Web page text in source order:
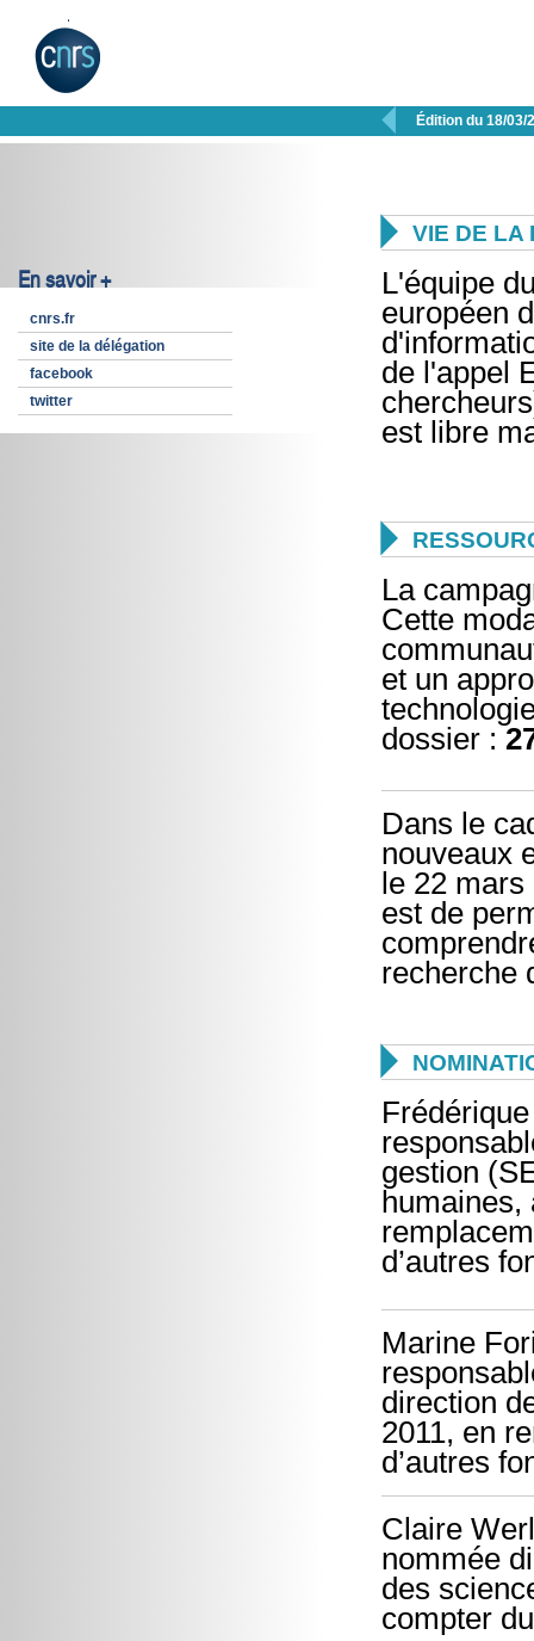
 Édition du 18/03/
En savoir +
cnrs.fr
site de la délégation
facebook
twitter
 VIE DE LA
L'équipe
européen
de l'appel
est libre

La
Cette
et un
dossier :
Dans le
nouveaux
le 22
est de
recherche

gestion
humaines,
d’autres
Marine
direction
2011, en
d’autres
Claire
nommée
des
compter